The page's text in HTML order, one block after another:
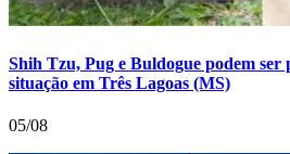
Shih Tzu, Pug e Buldogue podem
situação em Três Lagoas (MS)
05/08